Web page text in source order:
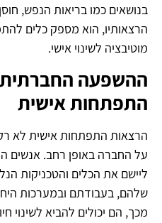
בנושאים כמו בריאות הנפש,
הרצאותיו, הוא מספק כלים
מוטיבציה לשינוי אישי.
ההשפעה
התפתחות אישית
הרצאות התפתחות אישית לא
על החברה באופן רחב. אנשים
ליישם את הכלים והטכניקות
שלהם, בעבודתם ובמערכות
מכך, הם יכולים להביא לשינוי